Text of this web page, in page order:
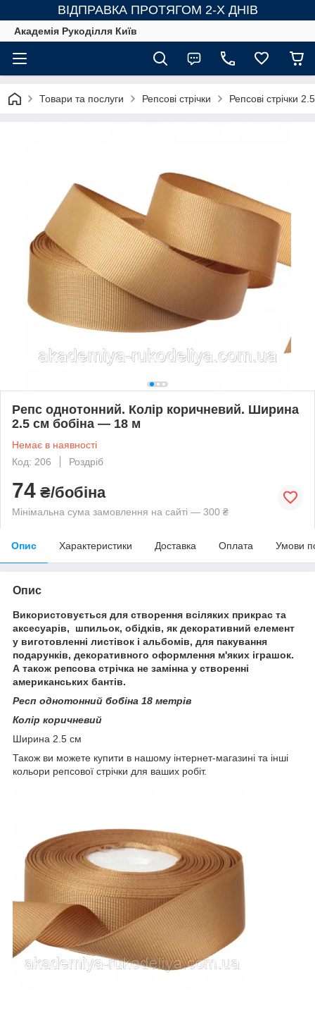
ВІДПРАВКА ПРОТЯГОМ 2-Х ДНІВ
Академія Рукоділля Київ
Товари та послуги Репсові стрічки Репсові стрічки
Репс однотонний. Колір коричневий. Ширина
2.5 см бобіна — 18 м
Немає в наявності
Код: 206
Роздріб
74 ₴/бобіна
Мінімальна сума замовлення на сайті — 300 ₴
Опис Характеристики Доставка Оплата Умови
Опис
Використовується для створення всіляких прикрас та
аксесуарів, шпильок, обідків, як декоративний елемент
у виготовленні листівок і альбомів, для пакування
подарунків, декоративного оформлення м'яких іграшок.
А також репсова стрічка не замінна у створенні
американських бантів.
Респ однотонний бобіна 18 метрів
Колір коричневий
Ширина 2.5 см
Також ви можете купити в нашому інтернет-магазині та інші
кольори репсової стрічки для ваших робіт.